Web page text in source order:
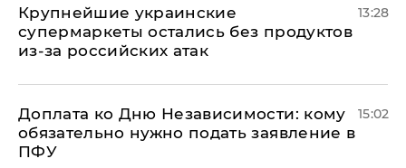
Крупнейшие украинские
супермаркеты остались без продуктов
из-за российских атак
13:28
Доплата ко Дню Независимости: кому
обязательно нужно подать заявление в
ПФУ
15:02